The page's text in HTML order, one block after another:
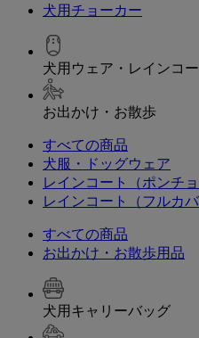
犬用チョーカー
犬用ウェア・レインコー
お出かけ・お散歩
すべての商品
犬服・ドッグウェア
レインコート（ポンチョ
レインコート（フルカバ
すべての商品
お出かけ・お散歩用品
犬用キャリーバッグ